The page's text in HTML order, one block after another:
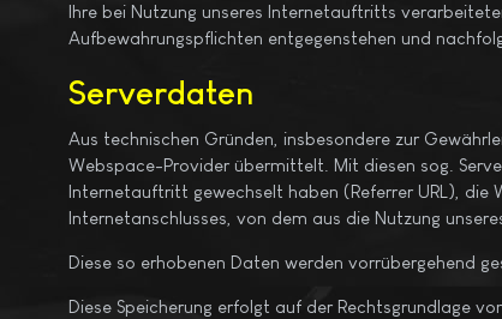
Ihre bei Nutzung unseres Internetauftritts
Aufbewahrungspflichten entgegenstehen und
Serverdaten
Aus technischen Gründen, insbesondere zur
Webspace-Provider übermittelt. Mit diesen sog.
Internetauftritt gewechselt haben (Referrer URL), die
Internetanschlusses, von dem aus die Nutzung
Diese so erhobenen Daten werden vorrübergehend
Diese Speicherung erfolgt auf der Rechtsgrundlage